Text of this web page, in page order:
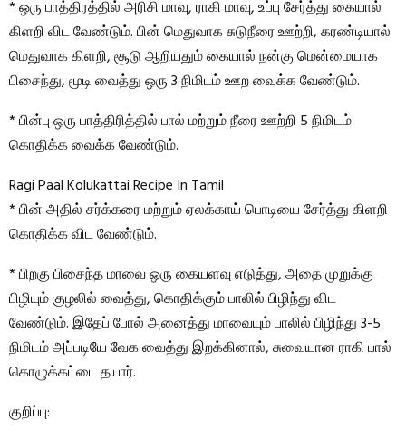
* ஒரு பாத்திரத்தில் அரிசி மாவு, ராகி மாவு, உப்பு சேர்த்து கையால்
கிளறி விட வேண்டும். பின் மெதுவாக சுடுநீரை ஊற்றி, கரண்டியால்
மெதுவாக கிளறி, சூடு ஆறியதும் கையால் நன்கு மென்மையாக
பிசைந்து, மூடி வைத்து ஒரு 3 நிமிடம் ஊற வைக்க வேண்டும்.
* பின்பு ஒரு பாத்திரித்தில் பால் மற்றும் நீரை ஊற்றி 5 நிமிடம்
கொதிக்க வைக்க வேண்டும்.
Ragi Paal Kolukattai Recipe In Tamil
* பின் அதில் சர்க்கரை மற்றும் ஏலக்காய் பொடியை சேர்த்து கிளறி
கொதிக்க விட வேண்டும்.
* பிறகு பிசைந்த மாவை ஒரு கையளவு எடுத்து, அதை முறுக்கு
பிழியும் குழலில் வைத்து, கொதிக்கும் பாலில் பிழிந்து விட
வேண்டும். இதேப் போல் அனைத்து மாவையும் பாலில் பிழிந்து 3-5
நிமிடம் அப்படியே வேக வைத்து இறக்கினால், சுவையான ராகி பால்
கொழுக்கட்டை தயார்.
குறிப்பு: